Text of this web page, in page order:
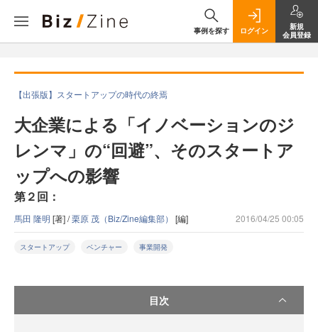
事例を探す ログイン
新規
会員登録
【出張版】スタートアップの時代の終焉
大企業による「イノベーションのジ
レンマ」の“回避”、そのスタートア
ップへの影響
第２回：
馬田 隆明 [著] /栗原 茂（Biz/Zine編集部） [編] 2016/04/25 00:05
スタートアップ ベンチャー 事業開発
目次